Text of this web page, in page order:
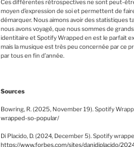
Ces différentes rétrospectives ne sont peut-
moyen d’expression de soi et permettent de
démarquer. Nous aimons avoir des
nous avons voyagé, que nous sommes de
identitaire et Spotify Wrapped en est le parfait
mais la musique est très peu concernée par ce
par tous en fin d’année.
Sources
Bowring, R. (2025, November 19). Spotify
wrapped-so-popular/
Di Placido, D. (2024, December 5). Spotify
https://www.forbes.com/sites/danidiplacido/